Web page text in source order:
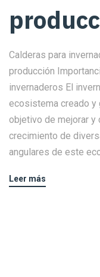
Calderas para
producción
invernaderos El
ecosistema creado y
objetivo de mejorar y
crecimiento de
angulares de este
Leer más